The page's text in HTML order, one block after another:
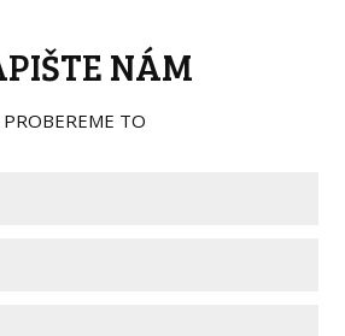
NÁM
PROBEREME TO